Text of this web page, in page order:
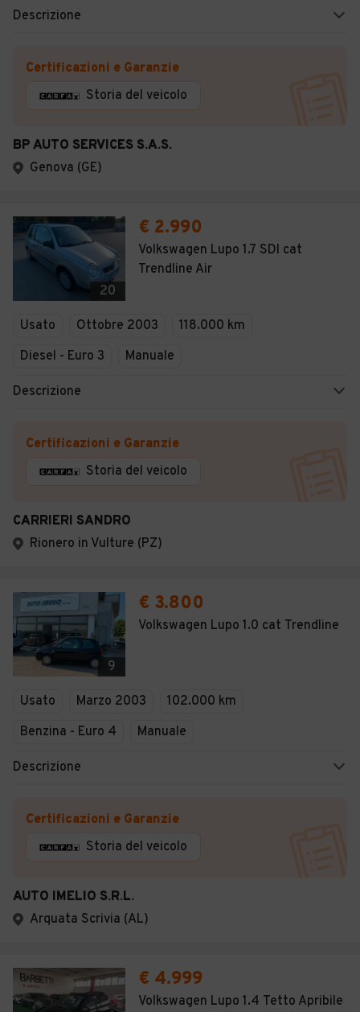
Descrizione
Certificazioni e Garanzie
Storia del veicolo
BP AUTO SERVICES S.A.S.
Genova (GE)
20
€ 2.990
Volkswagen Lupo 1.7 SDI cat
Trendline Air
Usato Ottobre 2003
118.000 km
Diesel - Euro 3
Manuale
Descrizione
Certificazioni e Garanzie
Storia del veicolo
CARRIERI SANDRO
Rionero in Vulture (PZ)
9
€ 3.800
Volkswagen Lupo 1.0 cat Trendline
Usato Marzo 2003
102.000 km
Benzina - Euro 4
Manuale
Descrizione
Certificazioni e Garanzie
Storia del veicolo
AUTO IMELIO S.R.L.
Arquata Scrivia (AL)
€ 4.999
Volkswagen Lupo 1.4 Tetto Apribile